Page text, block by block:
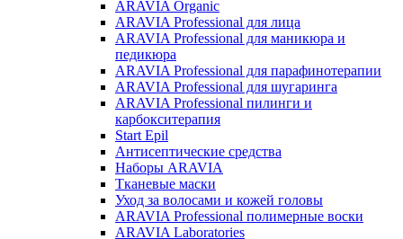
ARAVIA Organic
ARAVIA Professional для лица
ARAVIA Professional для маникюра и
педикюра
ARAVIA Professional для парафинотерапии
ARAVIA Professional для шугаринга
ARAVIA Professional пилинги и
карбокситерапия
Start Epil
Антисептические средства
Наборы ARAVIA
Тканевые маски
Уход за волосами и кожей головы
ARAVIA Professional полимерные воски
ARAVIA Laboratories